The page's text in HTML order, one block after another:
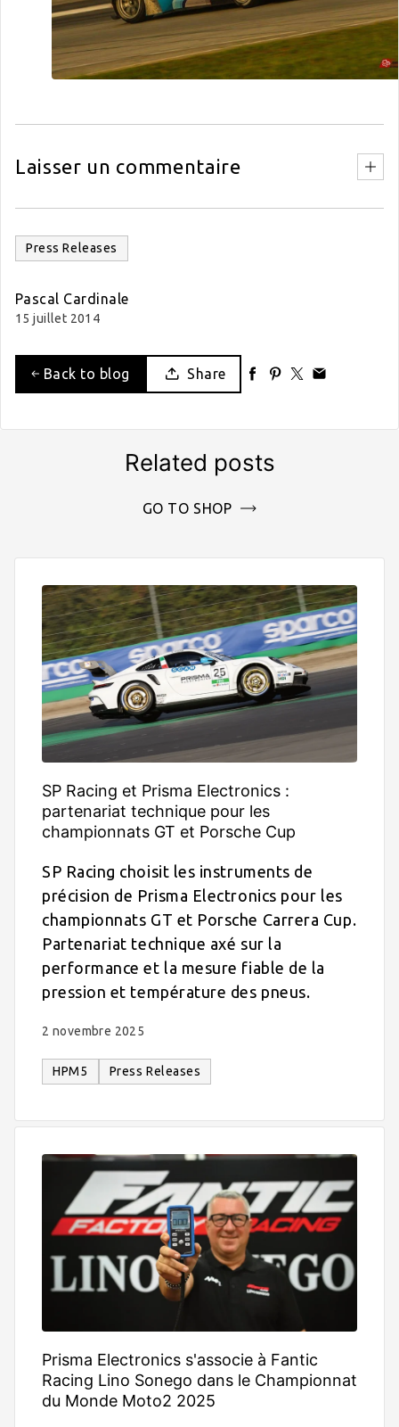
Laisser un commentaire
Press Releases
Pascal Cardinale
15 juillet 2014
Back to blog Share
Related posts
GO TO SHOP
SP Racing et Prisma Electronics :
partenariat technique pour les
championnats GT et Porsche Cup
SP Racing choisit les instruments de
précision de Prisma Electronics pour les
championnats GT et Porsche Carrera Cup.
Partenariat technique axé sur la
performance et la mesure fiable de la
pression et température des pneus.
2 novembre 2025
HPM5 Press Releases
Prisma Electronics s'associe à Fantic
Racing Lino Sonego dans le Championnat
du Monde Moto2 2025